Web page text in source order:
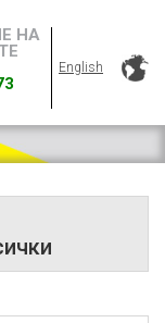
НА
English